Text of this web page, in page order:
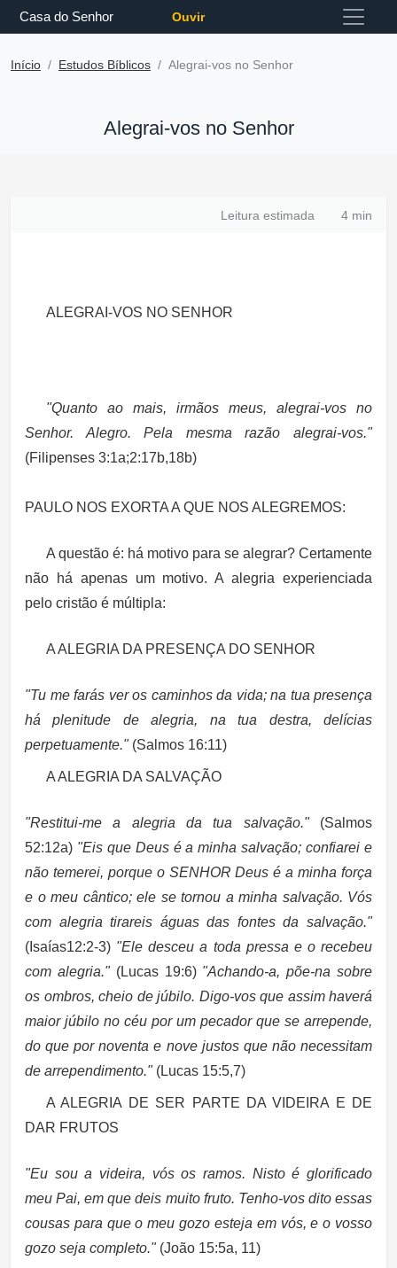
Casa do Senhor Ouvir
Início Estudos Bíblicos Alegrai-vos no Senhor
Alegrai-vos no Senhor
Leitura estimada 4 min
ALEGRAI-VOS NO SENHOR
"Quanto ao mais, irmãos meus, alegrai-vos no
Senhor. Alegro. Pela mesma razão alegrai-vos."
(Filipenses 3:1a;2:17b,18b)
PAULO NOS EXORTA A QUE NOS ALEGREMOS:
A questão é: há motivo para se alegrar? Certamente
não há apenas um motivo. A alegria experienciada
pelo cristão é múltipla:
A ALEGRIA DA PRESENÇA DO SENHOR
"Tu me farás ver os caminhos da vida; na tua presença
há plenitude de alegria, na tua destra, delícias
perpetuamente."(Salmos 16:11)
A ALEGRIA DA SALVAÇÃO
"Restitui-me a alegria da tua salvação."(Salmos
52:12a) "Eis que Deus é a minha salvação; confiarei e
não temerei, porque o SENHOR Deus é a minha força
e o meu cântico; ele se tornou a minha salvação. Vós
com alegria tirareis águas das fontes da salvação."
(Isaías12:2-3) "Ele desceu a toda pressa e o recebeu
com alegria."(Lucas 19:6) "Achando-a, põe-na sobre
os ombros, cheio de júbilo. Digo-vos que assim haverá
maior júbilo no céu por um pecador que se arrepende,
do que por noventa e nove justos que não necessitam
de arrependimento." (Lucas 15:5,7)
A ALEGRIA DE SER PARTE DA VIDEIRA E DE
DAR FRUTOS
"Eu sou a videira, vós os ramos. Nisto é glorificado
meu Pai, em que deis muito fruto. Tenho-vos dito essas
cousas para que o meu gozo esteja em vós, e o vosso
gozo seja completo."(João 15:5a, 11)